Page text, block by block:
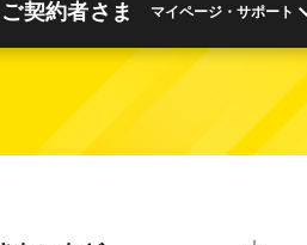
ご契約者さま マイページ・サポート